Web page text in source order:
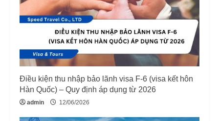
a
i
n
g
Điều kiện thu nhập bảo lãnh visa F-6 (visa kết hôn
Hàn Quốc) – Quy định áp dụng từ 2026
admin 12/06/2026